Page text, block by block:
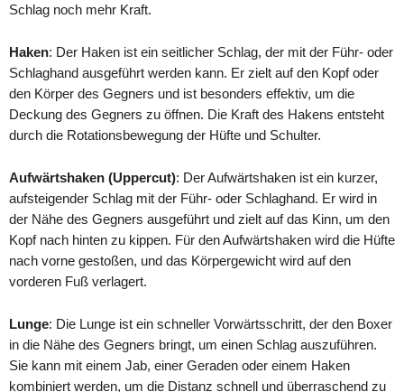
Schlag noch mehr Kraft.
Haken: Der Haken ist ein seitlicher Schlag, der mit der Führ- oder
Schlaghand ausgeführt werden kann. Er zielt auf den Kopf oder
den Körper des Gegners und ist besonders effektiv, um die
Deckung des Gegners zu öffnen. Die Kraft des Hakens entsteht
durch die Rotationsbewegung der Hüfte und Schulter.
Aufwärtshaken (Uppercut): Der Aufwärtshaken ist ein kurzer,
aufsteigender Schlag mit der Führ- oder Schlaghand. Er wird in
der Nähe des Gegners ausgeführt und zielt auf das Kinn, um den
Kopf nach hinten zu kippen. Für den Aufwärtshaken wird die Hüfte
nach vorne gestoßen, und das Körpergewicht wird auf den
vorderen Fuß verlagert.
Lunge: Die Lunge ist ein schneller Vorwärtsschritt, der den Boxer
in die Nähe des Gegners bringt, um einen Schlag auszuführen.
Sie kann mit einem Jab, einer Geraden oder einem Haken
kombiniert werden, um die Distanz schnell und überraschend zu